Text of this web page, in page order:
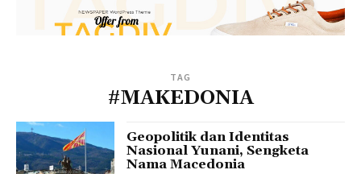
TAG
#MAKEDONIA
Geopolitik dan Identitas
Nasional Yunani, Sengketa
Nama Macedonia